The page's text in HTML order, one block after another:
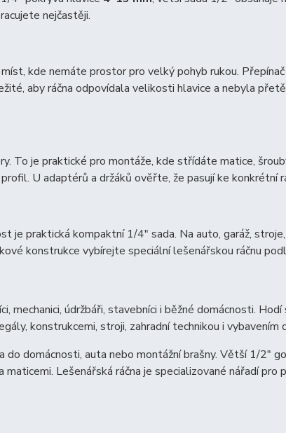
nejčastěji.
kde nemáte prostor pro velký pohyb rukou.
aby ráčna odpovídala velikosti hlavice a nebyla
To je praktické pro montáže, kde střídáte matice,
U adaptérů a držáků ověřte, že pasují ke konkrétní
je praktická kompaktní 1/4″ sada. Na auto, garáž,
konstrukce vybírejte speciální lešenářskou ráčnu
mechanici, údržbáři, stavebníci i běžné domácnosti.
konstrukcemi, stroji, zahradní technikou i vybavením
domácnosti, auta nebo montážní brašny. Větší 1/2″
Lešenářská ráčna je specializované nářadí pro